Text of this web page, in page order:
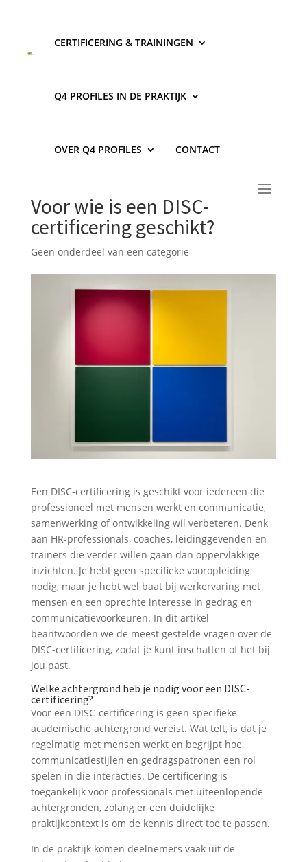
CERTIFICERING & TRAININGEN
Q4 PROFILES IN DE PRAKTIJK
OVER Q4 PROFILES CONTACT
Voor wie is een DISC-
certificering geschikt?
Geen onderdeel van een categorie
Een DISC-certificering is geschikt voor iedereen die
professioneel met mensen werkt en communicatie,
samenwerking of ontwikkeling wil verbeteren. Denk
aan HR-professionals, coaches, leidinggevenden en
trainers die verder willen gaan dan oppervlakkige
inzichten. Je hebt geen specifieke vooropleiding
nodig, maar je hebt wel baat bij werkervaring met
mensen en een oprechte interesse in gedrag en
communicatievoorkeuren. In dit artikel
beantwoorden we de meest gestelde vragen over de
DISC-certificering, zodat je kunt inschatten of het bij
jou past.
Welke achtergrond heb je nodig voor een DISC-
certificering?
Voor een DISC-certificering is geen specifieke
academische achtergrond vereist. Wat telt, is dat je
regelmatig met mensen werkt en begrijpt hoe
communicatiestijlen en gedragspatronen een rol
spelen in die interacties. De certificering is
toegankelijk voor professionals met uiteenlopende
achtergronden, zolang er een duidelijke
praktijkcontext is om de kennis direct toe te passen.
In de praktijk komen deelnemers vaak uit de